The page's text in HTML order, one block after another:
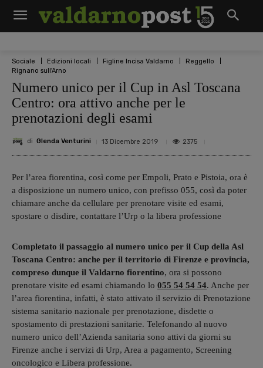
Sociale Edizioni locali Figline Incisa Valdarno
Reggello
Rignano sull'Arno
Numero unico per il Cup in Asl Toscana
Centro: ora attivo anche per le
prenotazioni degli esami
di Glenda Venturini 13 Dicembre 2019 2375
Per l’area fiorentina, così come per Empoli, Prato e Pistoia, ora è
a disposizione un numero unico, con prefisso 055, così da poter
chiamare anche da cellulare per prenotare visite ed esami,
spostare o disdire, contattare l’Urp o la libera professione
Completato il passaggio al numero unico per il Cup della Asl
Toscana Centro: anche per il territorio di Firenze e provincia,
compreso dunque il Valdarno fiorentino, ora si possono
prenotare visite ed esami chiamando lo 055 54 54 54. Anche per
l’area fiorentina, infatti, è stato attivato il servizio di Prenotazione
sistema sanitario nazionale per prenotazione, disdette o
spostamento di prestazioni sanitarie. Telefonando al nuovo
numero unico dell’Azienda sanitaria sono attivi da giorni su
Firenze anche i servizi di Urp, Area a pagamento, Screening
oncologico e Libera professione.